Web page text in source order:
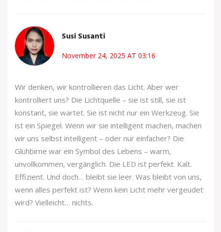
Susi Susanti
November 24, 2025 AT 03:16
Wir denken, wir kontrollieren das Licht. Aber wer
kontrolliert uns? Die Lichtquelle – sie ist still, sie ist
konstant, sie wartet. Sie ist nicht nur ein Werkzeug. Sie
ist ein Spiegel. Wenn wir sie intelligent machen, machen
wir uns selbst intelligent – oder nur einfacher? Die
Glühbirne war ein Symbol des Lebens – warm,
unvollkommen, vergänglich. Die LED ist perfekt. Kalt.
Effizient. Und doch… bleibt sie leer. Was bleibt von uns,
wenn alles perfekt ist? Wenn kein Licht mehr vergeudet
wird? Vielleicht… nichts.